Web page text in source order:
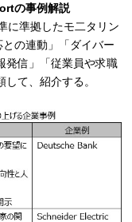
の事例解説
に準拠したモ二タリン
の連動」「ダイバー
発信」「従業員や求職
て、紹介する。